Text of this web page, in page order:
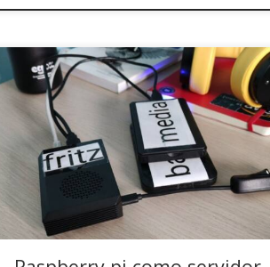
Soy una persona que hace copias de seguridad.
De todo. Siempre. No me vale lo de que no
hacen falta, que soy un exagerado ni ninguna
otra excusa. Backup y punto. Y cifrados. Y
siguiendo la regla del 3-2-1. Y con un armario de
comunicaciones adecuado. Además, me
encantan las […]